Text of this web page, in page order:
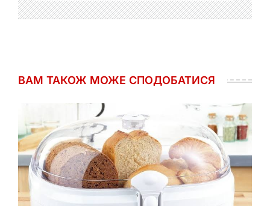
ВАМ ТАКОЖ МОЖЕ СПОДОБАТИСЯ